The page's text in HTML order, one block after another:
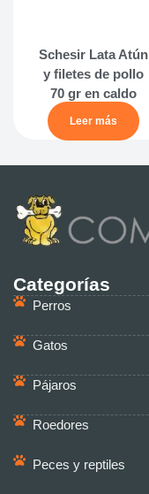
Schesir Lata Atún
y filetes de pollo
70 gr en caldo
Leer más
Categorías
Perros
Gatos
Pájaros
Roedores
Peces y reptiles